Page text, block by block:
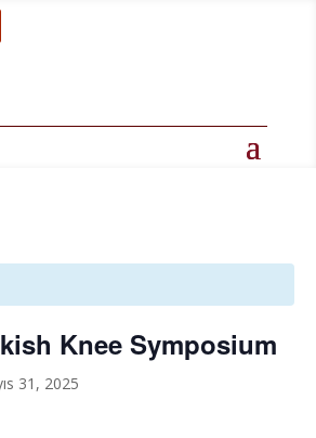
Knee Symposium
31, 2025